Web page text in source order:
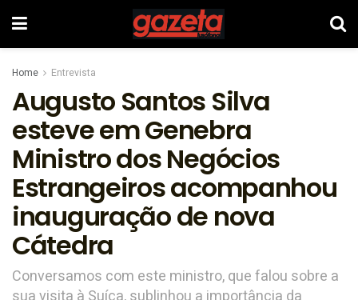
Home Entrevista
Augusto Santos Silva
esteve em Genebra
Ministro dos Negócios
Estrangeiros acompanhou
inauguração de nova
Cátedra
Conversamos com este ministro, que falou sobre a